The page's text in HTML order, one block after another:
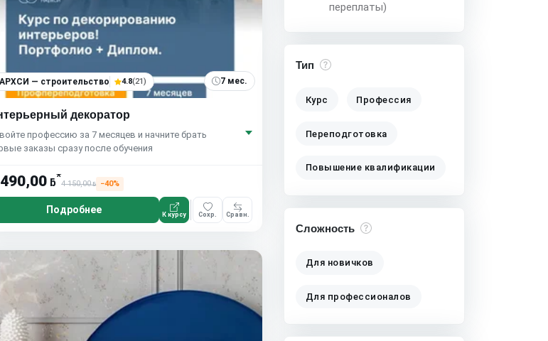
— строительство 4.8(21) 7 мес.
декоратор
профессию за 7 месяцев и начните брать
заказы сразу после обучения
ƃ*
4 150,00ƃ −40%
Подробнее К курсу Сохр. Сравн.
переплаты)
Тип
Курс Профессия
Переподготовка
Повышение квалификации
Сложность
Для новичков
Для профессионалов